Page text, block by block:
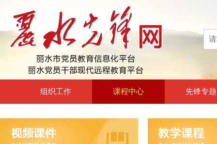
组织工作
领导动态
课程中心
政治教育和政治训练
先锋专题